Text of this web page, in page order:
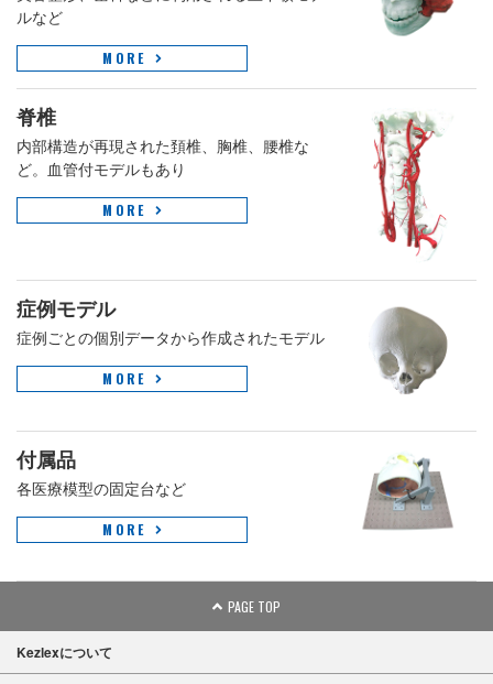
ルなど
MORE
脊椎
内部構造が再現された頚椎、胸椎、腰椎な
ど。血管付モデルもあり
MORE
症例モデル
症例ごとの個別データから作成されたモデル
MORE
付属品
各医療模型の固定台など
MORE
PAGE TOP
Kezlexについて